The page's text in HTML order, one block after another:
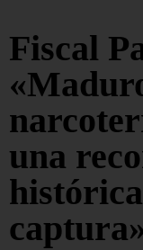
Fiscal
una